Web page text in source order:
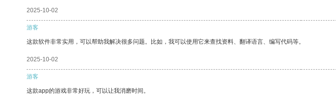
2025-10-02
游客
这款软件非常实用，可以帮助我解决很多问题。比如，我可以使用它来查找资料、翻译语言、编写代码等。
2025-10-02
游客
这款app的游戏非常好玩，可以让我消磨时间。